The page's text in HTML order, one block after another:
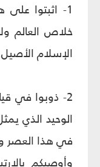
1- اثبتوا
خلاص العالم
الإسلام
2- ذوبوا في
الوحيد الذي
في هذا العصر
وأوصيكم